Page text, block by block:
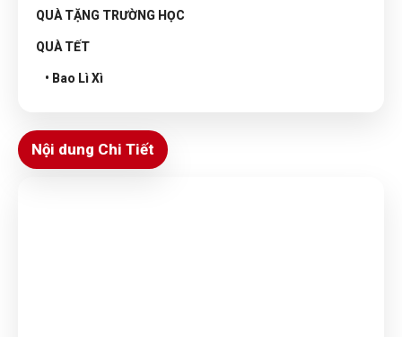
QUÀ TẶNG TRƯỜNG HỌC
QUÀ TẾT
• Bao Lì Xì
Nội dung Chi Tiết